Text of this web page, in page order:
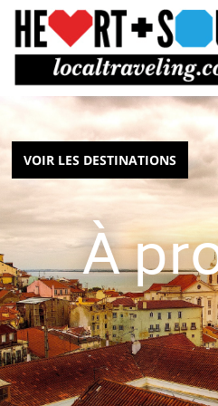
VOIR LES DESTINATIONS
À